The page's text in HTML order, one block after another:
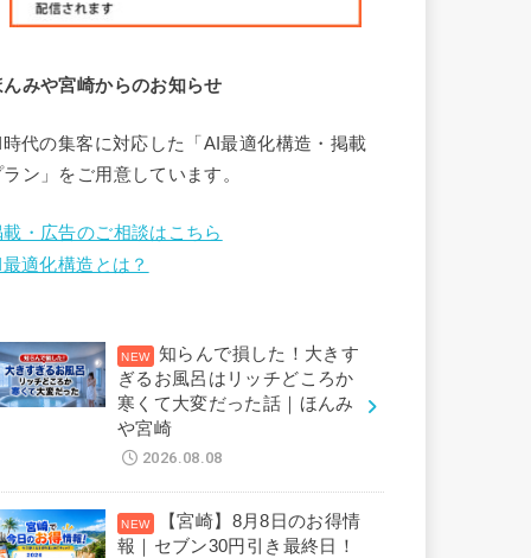
んみや宮崎からのお知らせ
代の集客に対応した「AI最適化構造・掲載
ラン」をご用意しています。
載・広告のご相談はこちら
適化構造とは？
知らんで損した！大きす
ぎるお風呂はリッチどころか
寒くて大変だった話｜ほんみ
や宮崎
2026.08.08
【宮崎】8月8日のお得情
報｜セブン30円引き最終日！